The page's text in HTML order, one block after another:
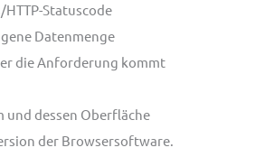
Statuscode
Datenmenge
die Anforderung kommt
und dessen Oberfläche
der Browsersoftware.